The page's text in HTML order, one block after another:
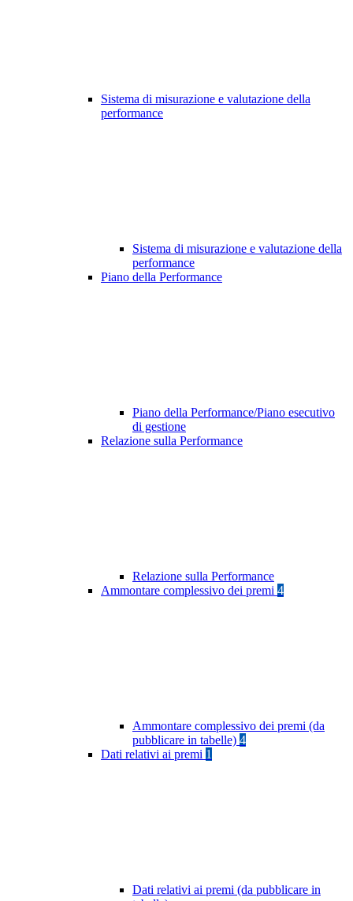
Sistema di misurazione e valutazione della
performance
Sistema di misurazione e valutazione della
performance
Piano della Performance
Piano della Performance/Piano esecutivo
di gestione
Relazione sulla Performance
Relazione sulla Performance
Ammontare complessivo dei premi 4
Ammontare complessivo dei premi (da
pubblicare in tabelle) 4
Dati relativi ai premi 1
Dati relativi ai premi (da pubblicare in